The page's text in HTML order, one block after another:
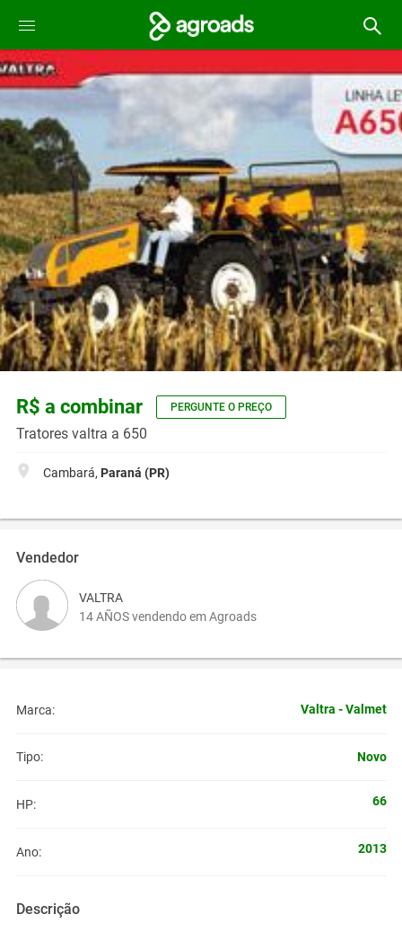
R$ a combinar PERGUNTE O PREÇO
Tratores valtra a 650
Cambará, Paraná (PR)
Vendedor
VALTRA
14 AÑOS vendendo em Agroads
Marca: Valtra - Valmet
Tipo: Novo
HP: 66
Ano: 2013
Descrição